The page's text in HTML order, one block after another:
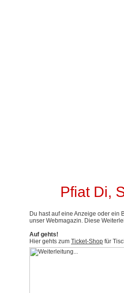
Pfiat Di,
Du hast auf eine Anzeige oder ein
unser Webmagazin. Diese
Auf gehts!
Hier gehts zum Ticket-Shop für